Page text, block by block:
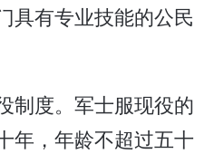
具有专业技能的公民
制度。军士服现役的
年，年龄不超过五十